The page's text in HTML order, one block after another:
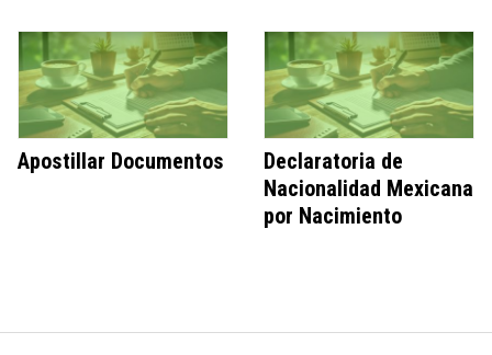
Apostillar Documentos
Declaratoria de
Nacionalidad Mexicana
por Nacimiento